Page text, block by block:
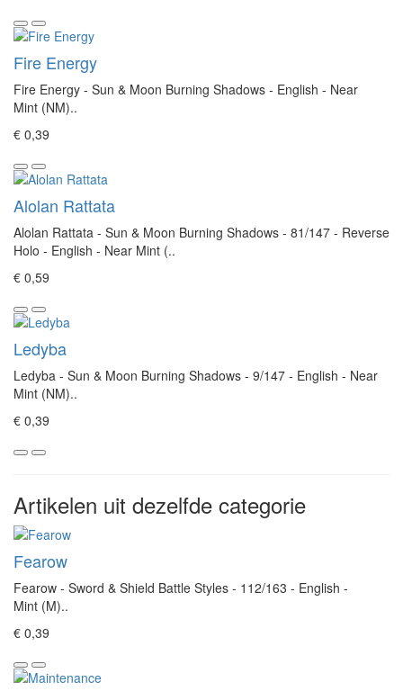
Fire Energy
Fire Energy - Sun & Moon Burning Shadows - English - Near
Mint (NM)..
€ 0,39
Alolan Rattata
Alolan Rattata - Sun & Moon Burning Shadows - 81/147 - Reverse
Holo - English - Near Mint (..
€ 0,59
Ledyba
Ledyba - Sun & Moon Burning Shadows - 9/147 - English - Near
Mint (NM)..
€ 0,39
Artikelen uit dezelfde categorie
Fearow
Fearow - Sword & Shield Battle Styles - 112/163 - English -
Mint (M)..
€ 0,39